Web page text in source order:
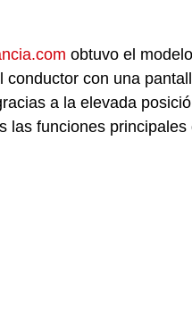
obtuvo el
con una
a la elevada
las funciones principales